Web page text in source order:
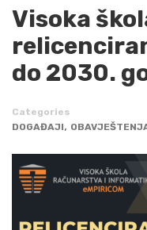
Visoka
do 2030.
Categories
DOGAĐAJI,